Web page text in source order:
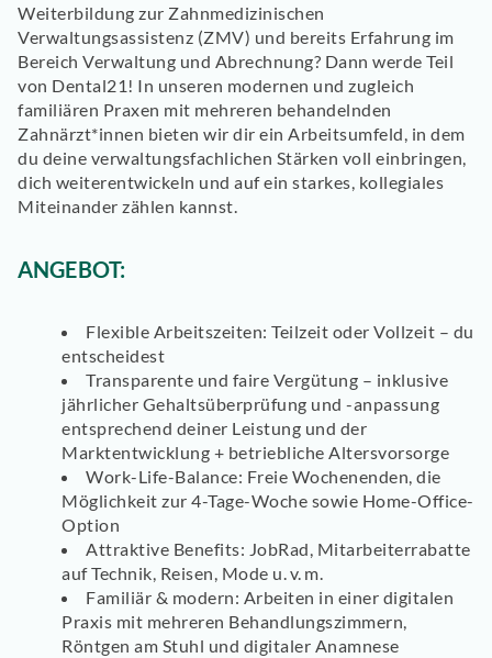
Weiterbildung zur Zahnmedizinischen
Verwaltungsassistenz (ZMV) und bereits Erfahrung im
Bereich Verwaltung und Abrechnung? Dann werde Teil
von Dental21! In unseren modernen und zugleich
familiären Praxen mit mehreren behandelnden
Zahnärzt*innen bieten wir dir ein Arbeitsumfeld, in dem
du deine verwaltungsfachlichen Stärken voll einbringen,
dich weiterentwickeln und auf ein starkes, kollegiales
Miteinander zählen kannst.
ANGEBOT:
Flexible Arbeitszeiten: Teilzeit oder Vollzeit – du
entscheidest
Transparente und faire Vergütung – inklusive
jährlicher Gehaltsüberprüfung und -anpassung
entsprechend deiner Leistung und der
Marktentwicklung + betriebliche Altersvorsorge
Work-Life-Balance: Freie Wochenenden, die
Möglichkeit zur 4-Tage-Woche sowie Home-Office-
Option
Attraktive Benefits: JobRad, Mitarbeiterrabatte
auf Technik, Reisen, Mode u. v. m.
Familiär & modern: Arbeiten in einer digitalen
Praxis mit mehreren Behandlungszimmern,
Röntgen am Stuhl und digitaler Anamnese